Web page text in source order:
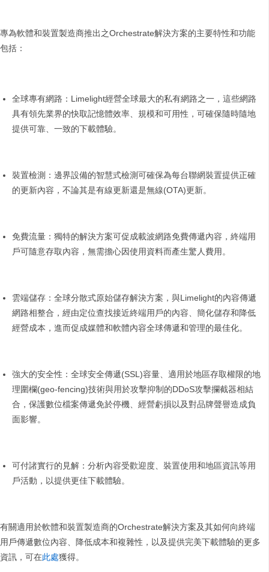
專為軟體和裝置製造商推出之Orchestrate解決方案的主要特性和功能
包括：
全球專有網路：Limelight經營全球最大的私有網路之一，這些網路
具有領先業界的快取記憶體效率、規模和可用性，可確保隨時隨地
提供可靠、一致的下載體驗。
裝置檢測：邊界設備的智慧式檢測可確保為每台聯網裝置提供正確
的更新內容，不論其是有線更新還是無線(OTA)更新。
免費流量：獨特的解決方案可促成載波網路免費傳遞內容，終端用
戶可隨意存取內容，無需擔心因使用資料而產生驚人費用。
雲端儲存：全球分散式原始儲存解決方案，與Limelight的內容傳遞
網路相整合，經由定位查找接近終端用戶的內容、簡化儲存和降低
經營成本，進而促成媒體和軟體內容全球傳遞和管理的最佳化。
強大的安全性：全球安全傳遞(SSL)容量、適用於地區存取權限的地
理圍欄(geo-fencing)技術與用於攻擊抑制的DDoS攻擊攔截器相結
合，保護數位檔案傳遞免於停機、經營虧損以及對品牌聲譽造成負
面影響。
可付諸實行的見解：分析內容受歡迎度、裝置使用和地區資訊等用
戶活動，以提供更佳下載體驗。
有關適用於軟體和裝置製造商的Orchestrate解決方案及其如何向終端
用戶傳遞數位內容、降低成本和複雜性，以及提供完美下載體驗的更多
資訊，可在此處獲得。